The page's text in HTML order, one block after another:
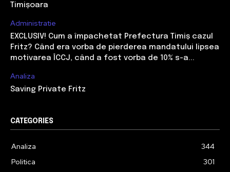
Timișoara
Administratie
EXCLUSIV! Cum a împachetat Prefectura Timiș cazul
Fritz? Când era vorba de pierderea mandatului lipsea
motivarea ÎCCJ, când a fost vorba de 10% s-a...
Analiza
Saving Private Fritz
CATEGORIES
Analiza
344
Politica
301